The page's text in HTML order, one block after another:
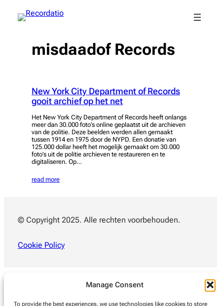
Manage Consent
To provide the best experiences, we use technologies like cookies to store
naar
misdaadof Records
New York City Department of Records
gooit archief op het net
Het New York City Department of Records heeft onlangs
meer dan 30.000 foto’s online geplaatst uit de archieven
van de politie. Deze beelden werden allen gemaakt
tussen 1914 en 1975 door de NYPD. Een donatie van
125.000 dollar heeft het mogelijk gemaakt om 30.000
foto’s uit de politie archieven te restaureren en te
digitaliseren. Op…
read more
© Copyright 2025. Alle rechten voorbehouden.
Cookie Policy